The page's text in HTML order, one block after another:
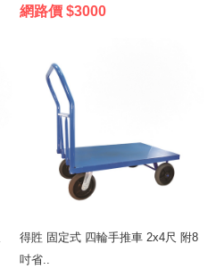
網路價 $3000
得貹 固定式 四輪手推車 2x4尺 附8
吋省..